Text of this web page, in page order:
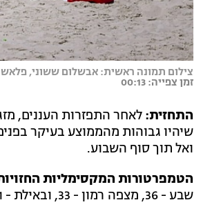
צילום תמונה ראשית: אבשלום ששוני, פלאש 90
זמן צפייה: 00:13
התחזית: לאחר התפזרות העננים,
שיהיו גבוהות מהממוצע בעיקר
ואל תוך סוף השבוע.
הטמפרטורות המקסימליות
שבע - 36, מצפה רמון - 33, ובאילת - 41 מעלות.